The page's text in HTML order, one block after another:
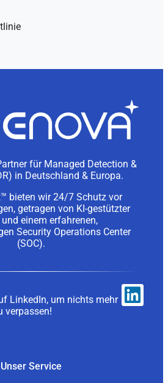
für Managed Detection &
in Deutschland & Europa.
bieten wir 24/7 Schutz vor
getragen von KI-gestützter
einem erfahrenen,
Security Operations Center
(SOC).
LinkedIn, um nichts mehr
verpassen!
Unser Service